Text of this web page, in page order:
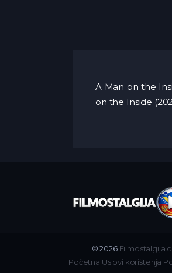
A Man on the
on the Inside
© 2026
Početna Uslovi korištenja